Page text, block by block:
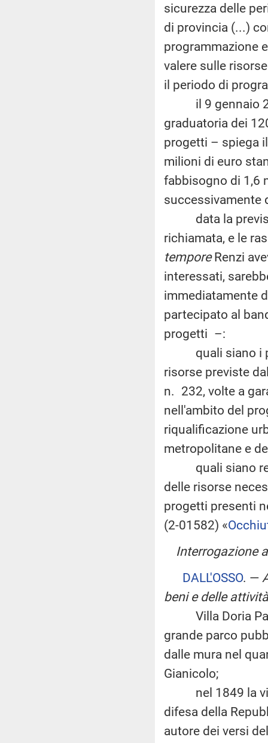
sicurezza delle
di provincia (...)
programmazione
valere sulle
il periodo di
il 9 gennaio
graduatoria dei
progetti – spiega
milioni di euro
fabbisogno di 1,6
successivamente
data la
richiamata, e le
temporeRenzi
interessati,
immediatamente
partecipato al
progetti –:
quali siano i
risorse previste
n. 232, volte a
nell'ambito del
riqualificazione
metropolitane e
quali siano
delle risorse
progetti presenti
(2-01582) «
Interrogazione
DALL'OSSO. —
beni e delle
Villa Doria
grande parco
dalle mura nel
Gianicolo;
nel 1849 la villa
difesa della
autore dei versi